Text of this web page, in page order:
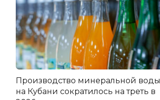
Производство минеральной воды
на Кубани сократилось на треть в